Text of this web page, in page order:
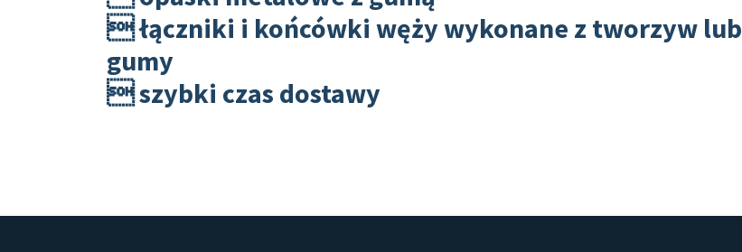
 łączniki i końcówki węży wykonane z tworzyw lub
gumy
 szybki czas dostawy